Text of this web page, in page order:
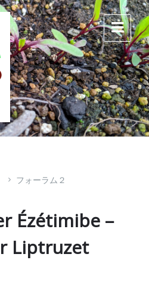
フォーラム２
Ézétimibe –
Liptruzet